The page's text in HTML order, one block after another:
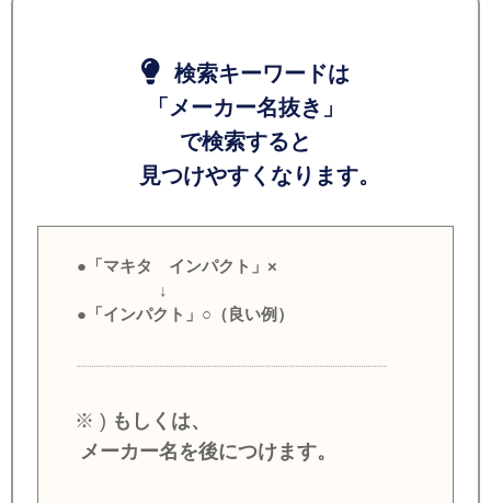
検索キーワードは
「メーカー名抜き」
で検索すると
見つけやすくなります。
●「マキタ インパクト」×
↓
●「インパクト」○（良い例）
※ ) もしくは、
メーカー名を後につけます。